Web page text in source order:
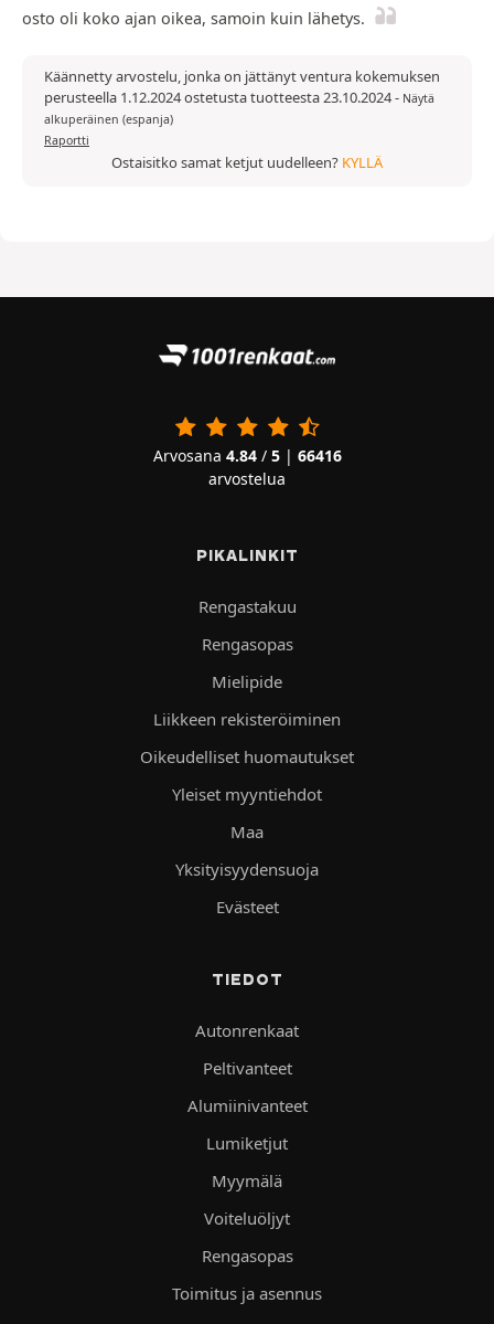
osto oli koko ajan oikea, samoin kuin lähetys.
Käännetty arvostelu, jonka on jättänyt ventura kokemuksen
perusteella 1.12.2024 ostetusta tuotteesta 23.10.2024- Näytä
alkuperäinen (espanja)
Raportti
Ostaisitko samat ketjut uudelleen? KYLLÄ
Arvosana 4.84/ 5| 66416
arvostelua
PIKALINKIT
Rengastakuu
Rengasopas
Mielipide
Liikkeen rekisteröiminen
Oikeudelliset huomautukset
Yleiset myyntiehdot
Maa
Yksityisyydensuoja
Evästeet
TIEDOT
Autonrenkaat
Peltivanteet
Alumiinivanteet
Lumiketjut
Myymälä
Voiteluöljyt
Rengasopas
Toimitus ja asennus